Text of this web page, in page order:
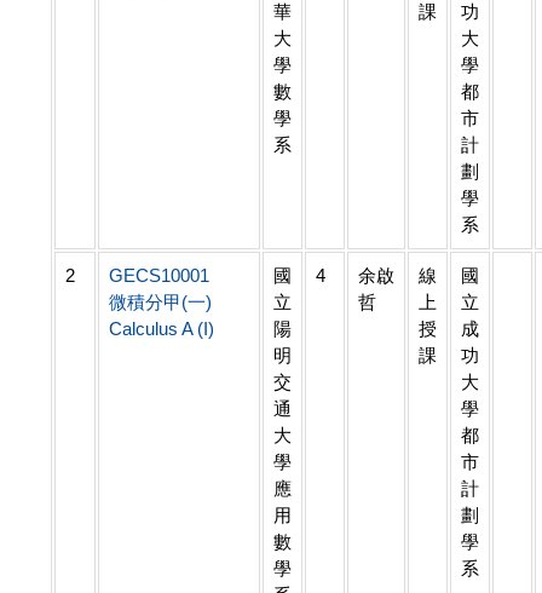
華
大
學
數
學
系
課
功
大
學
都
市
計
劃
學
系
2
GECS10001
微積分甲(一)
Calculus A (I)
國
立
陽
明
交
通
大
學
應
用
數
學
4
余啟
哲
線
上
授
課
國
立
成
功
大
學
都
市
計
劃
學
系